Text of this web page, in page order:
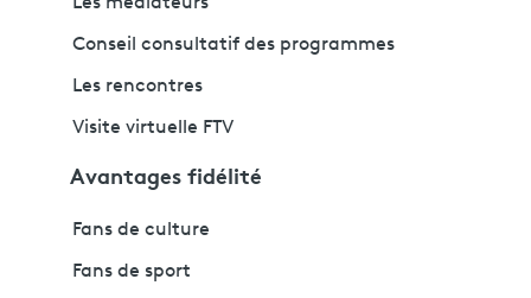
Les médiateurs
Conseil consultatif des programmes
Les rencontres
Visite virtuelle FTV
Avantages fidélité
Fans de culture
Fans de sport